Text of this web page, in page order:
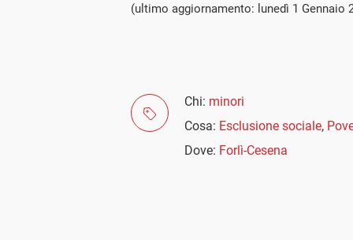
(ultimo aggiornamento: lunedì 1 Gennaio
Chi: minori
Cosa: Esclusione sociale,
Dove: Forlì-Cesena